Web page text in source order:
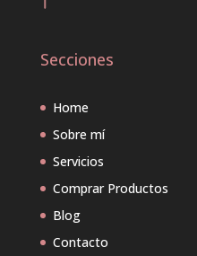
Secciones
Home
Sobre mí
Servicios
Comprar Productos
Blog
Contacto